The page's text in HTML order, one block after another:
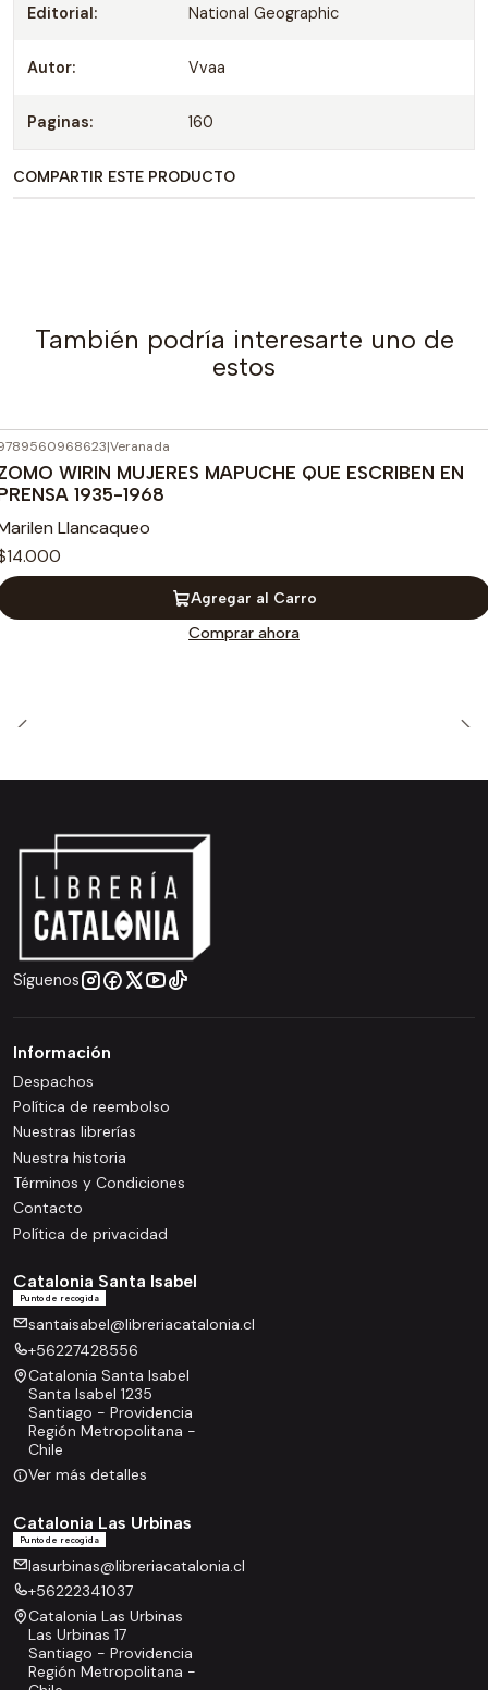
Editorial: National Geographic
Autor: Vvaa
Paginas: 160
COMPARTIR ESTE PRODUCTO
También podría interesarte uno de
estos
|Veranada
WIRIN MUJERES MAPUCHE QUE ESCRIBEN EN
1935-1968
Llancaqueo
Agregar al Carro
Comprar ahora
Síguenos
Información
Despachos
Política de reembolso
Nuestras librerías
Nuestra historia
Términos y Condiciones
Contacto
Política de privacidad
Catalonia Santa Isabel
Punto de recogida
santaisabel@libreriacatalonia.cl
+56227428556
Catalonia Santa Isabel
Santa Isabel 1235
Santiago - Providencia
Región Metropolitana -
Chile
Ver más detalles
Catalonia Las Urbinas
Punto de recogida
lasurbinas@libreriacatalonia.cl
+56222341037
Catalonia Las Urbinas
Las Urbinas 17
Santiago - Providencia
Región Metropolitana -